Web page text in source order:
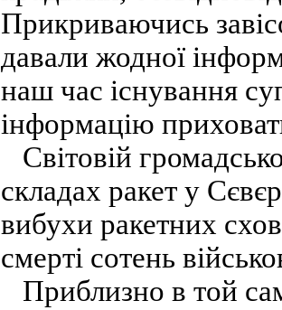
Прикриваючись
давали жодної
наш час існування
інформацію
Світовій
складах ракет у
вибухи ракетних
смерті сотень
Приблизно в той